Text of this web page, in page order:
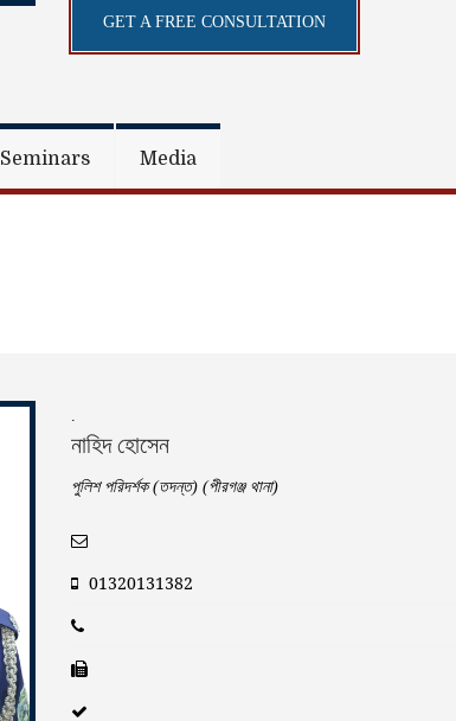
GET A FREE CONSULTATION
Seminars Media
নাহিদ হোসেন
পুলিশ পরিদর্শক (তদন্ত) (পীরগঞ্জ থানা)
01320131382